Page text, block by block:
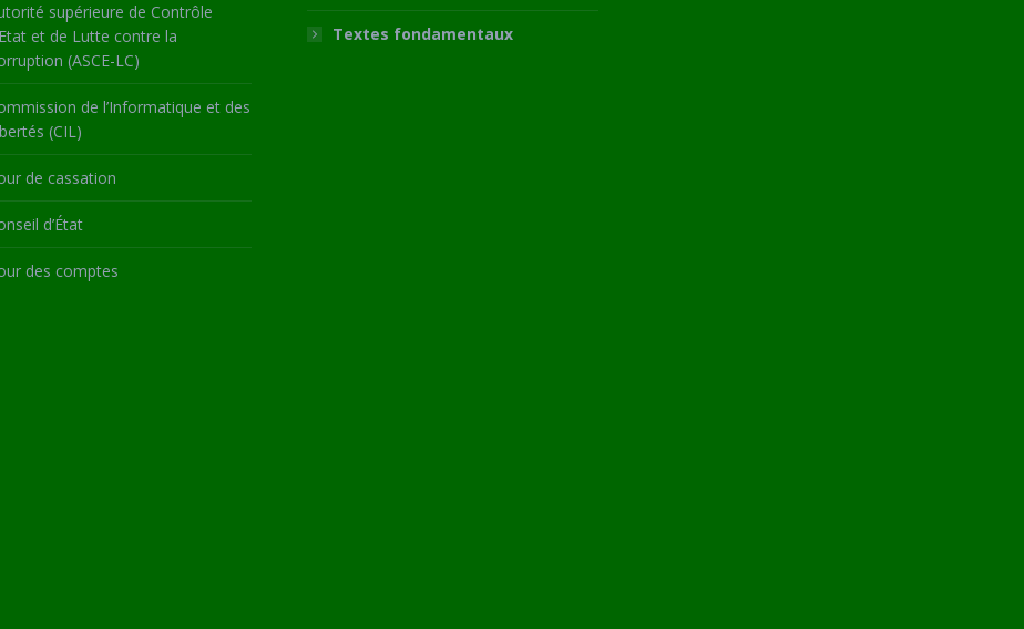
supérieure de Contrôle
et de Lutte contre la
(ASCE-LC)
de l’Informatique et des
(CIL)
de cassation
d’État
des comptes
Textes fondamentaux